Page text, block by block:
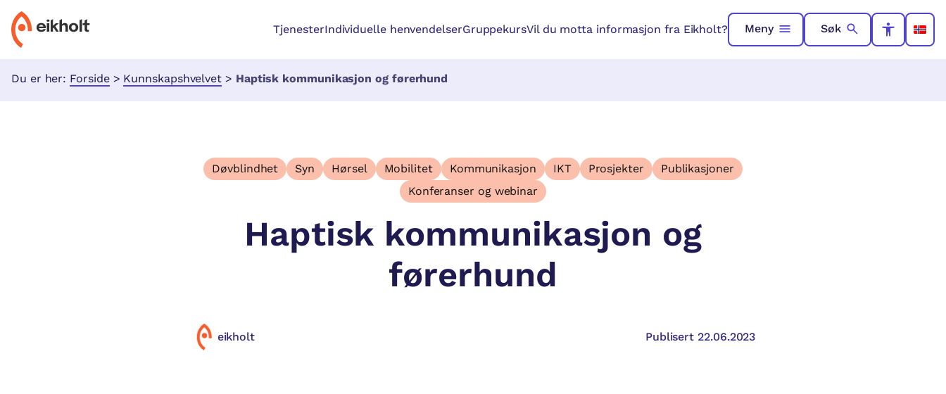
TjenesterIndividuelle henvendelserGruppekursVil du motta informasjon fra Eikholt? Meny Søk
Du er her: Forside > Kunnskapshvelvet > Haptisk kommunikasjon og førerhund
Døvblindhet Syn Hørsel Mobilitet Kommunikasjon IKT Prosjekter
Publikasjoner
Konferanser og webinar
Haptisk kommunikasjon og
førerhund
eikholt Publisert 22.06.2023